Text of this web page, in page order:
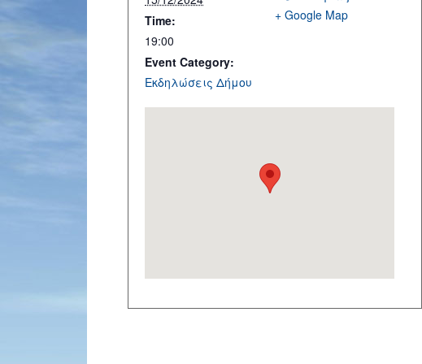
Time:
19:00
Event Category:
Εκδηλώσεις Δήμου
+ Google Map